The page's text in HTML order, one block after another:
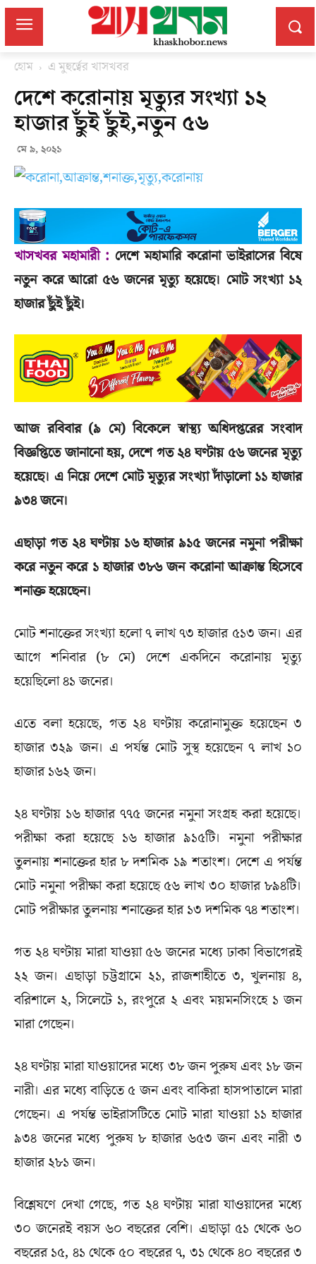
হোম এ মুহুর্ত্বের খাসখবর
দেশে করোনায় মৃত্যুর সংখ্যা ১২
হাজার ছুঁই ছুঁই,নতুন ৫৬
মে ৯, ২০২১
খাসখবর মহামারী : দেশে মহামারি করোনা ভাইরাসের বিষে
নতুন করে আরো ৫৬ জনের মৃত্যু হয়েছে। মোট সংখ্যা ১২
হাজার ছুঁই ছুঁই।
আজ রবিবার (৯ মে) বিকেলে স্বাস্থ্য অধিদপ্তরের সংবাদ
বিজ্ঞপ্তিতে জানানো হয়, দেশে গত ২৪ ঘণ্টায় ৫৬ জনের মৃত্যু
হয়েছে। এ নিয়ে দেশে মোট মৃত্যুর সংখ্যা দাঁড়ালো ১১ হাজার
৯৩৪ জনে।
এছাড়া গত ২৪ ঘণ্টায় ১৬ হাজার ৯১৫ জনের নমুনা পরীক্ষা
করে নতুন করে ১ হাজার ৩৮৬ জন করোনা আক্রান্ত হিসেবে
শনাক্ত হয়েছেন।
মোট শনাক্তের সংখ্যা হলো ৭ লাখ ৭৩ হাজার ৫১৩ জন। এর
আগে শনিবার (৮ মে) দেশে একদিনে করোনায় মৃত্যু
হয়েছিলো ৪১ জনের।
এতে বলা হয়েছে, গত ২৪ ঘণ্টায় করোনামুক্ত হয়েছেন ৩
হাজার ৩২৯ জন। এ পর্যন্ত মোট সুস্থ হয়েছেন ৭ লাখ ১০
হাজার ১৬২ জন।
২৪ ঘণ্টায় ১৬ হাজার ৭৭৫ জনের নমুনা সংগ্রহ করা হয়েছে।
পরীক্ষা করা হয়েছে ১৬ হাজার ৯১৫টি। নমুনা পরীক্ষার
তুলনায় শনাক্তের হার ৮ দশমিক ১৯ শতাংশ। দেশে এ পর্যন্ত
মোট নমুনা পরীক্ষা করা হয়েছে ৫৬ লাখ ৩০ হাজার ৮৯৪টি।
মোট পরীক্ষার তুলনায় শনাক্তের হার ১৩ দশমিক ৭৪ শতাংশ।
গত ২৪ ঘণ্টায় মারা যাওয়া ৫৬ জনের মধ্যে ঢাকা বিভাগেরই
২২ জন। এছাড়া চট্টগ্রামে ২১, রাজশাহীতে ৩, খুলনায় ৪,
বরিশালে ২, সিলেটে ১, রংপুরে ২ এবং ময়মনসিংহে ১ জন
মারা গেছেন।
২৪ ঘণ্টায় মারা যাওয়াদের মধ্যে ৩৮ জন পুরুষ এবং ১৮ জন
নারী। এর মধ্যে বাড়িতে ৫ জন এবং বাকিরা হাসপাতালে মারা
গেছেন। এ পর্যন্ত ভাইরাসটিতে মোট মারা যাওয়া ১১ হাজার
৯৩৪ জনের মধ্যে পুরুষ ৮ হাজার ৬৫৩ জন এবং নারী ৩
হাজার ২৮১ জন।
বিশ্লেষণে দেখা গেছে, গত ২৪ ঘণ্টায় মারা যাওয়াদের মধ্যে
৩০ জনেরই বয়স ৬০ বছরের বেশি। এছাড়া ৫১ থেকে ৬০
বছরের ১৫, ৪১ থেকে ৫০ বছরের ৭, ৩১ থেকে ৪০ বছরের ৩